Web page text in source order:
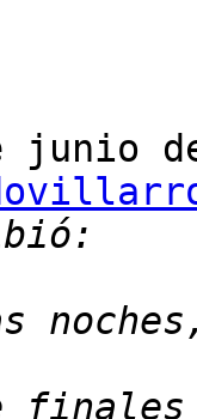
junio